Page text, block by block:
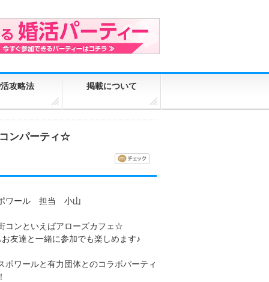
攻略法 掲載について
ンパーティ☆
ワール 担当 小山
コンといえばアローズカフェ☆
友達と一緒に参加でも楽しめます♪
ポワールと有力団体とのコラボパーティ